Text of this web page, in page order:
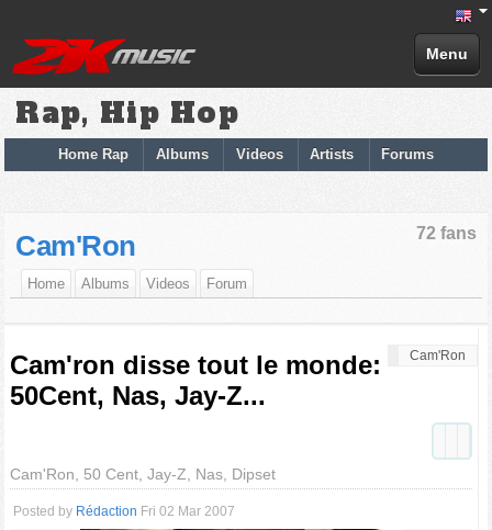
Menu
Rap, Hip Hop
Home Rap Albums Videos Artists Forums
72 fans
Cam'Ron
Home Albums Videos Forum
Cam'Ron
Cam'ron disse tout le monde:
50Cent, Nas, Jay-Z...
Cam'Ron, 50 Cent, Jay-Z, Nas, Dipset
Posted by Rédaction Fri 02 Mar 2007